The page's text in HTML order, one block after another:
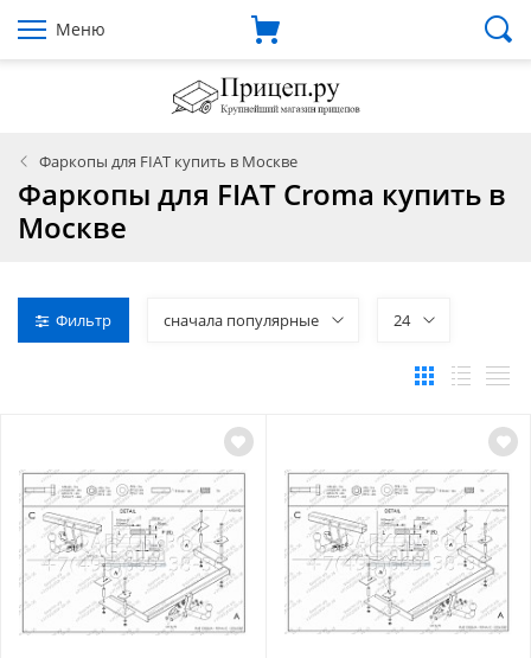
Меню
Фаркопы для FIAT купить в Москве
Фаркопы для FIAT Croma купить в
Москве
Фильтр сначала популярные 24